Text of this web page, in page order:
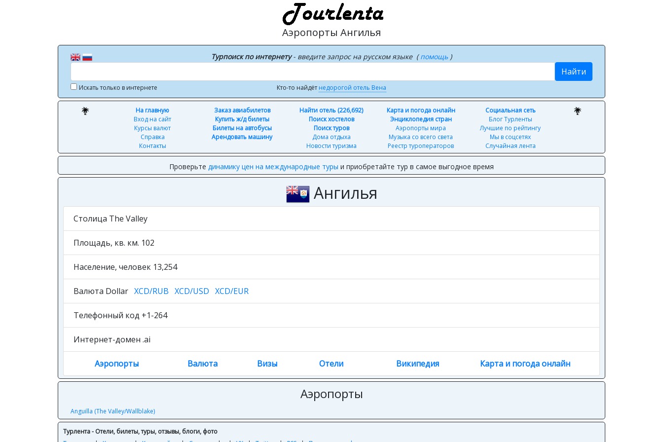
Аэропорты Ангилья
Турпоиск по интернету- введите запрос на русском языке (помощь )
Найти
Искать только в интернете Кто-то найдёт недорогой отель Вена
На главную
Вход на сайт
Курсы валют
Справка
Контакты
Заказ авиабилетов
Купить ж/д билеты
Билеты на автобусы
Арендовать машину
Найти отель (226,692)
Поиск хостелов
Поиск туров
Дома отдыха
Новости туризма
Карта и погода онлайн
Энциклопедия стран
Аэропорты мира
Музыка со всего света
Реестр туроператоров
Социальная сеть
Блог Турленты
Лучшие по рейтингу
Мы в соцсетях
Случайная лента
Проверьте динамику цен на международные туры и приобретайте тур в самое выгодное время
Ангилья
Столица The Valley
Площадь, кв. км. 102
Население, человек 13,254
Валюта Dollar XCD/RUB XCD/USD XCD/EUR
Телефонный код +1-264
Интернет-домен .ai
Аэропорты Валюта Визы Отели Википедия Карта и погода онлайн
Аэропорты
Anguilla (The Valley/Wallblake)
Турлента - Отели, билеты, туры, отзывы, блоги, фото